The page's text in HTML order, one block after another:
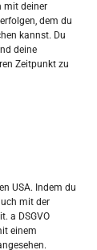
mit deiner
dem du
kannst. Du
deine
Zeitpunkt zu
USA. Indem du
mit der
a DSGVO
einem
S S
7